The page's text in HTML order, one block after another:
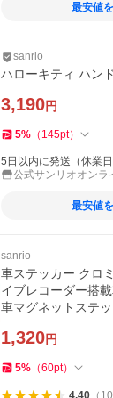
最安値
sanrio
ハローキティ ハン
3,190円
5% （ 145pt）
5日以内に発送（休業日
公式サンリオオンラ
最安値
sanrio
車ステッカー クロ
イブレコーダー搭
車マグネットステ
1,320円
5% （60pt）
4.40（ 10